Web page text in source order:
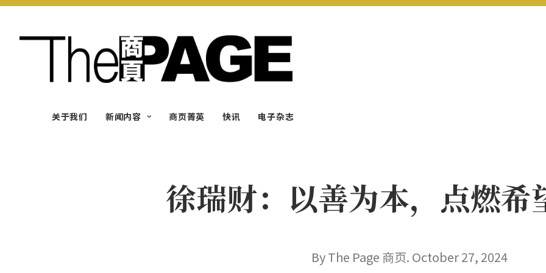
关于我们 新闻内容 商页菁英 快讯 电子杂志
徐瑞财：以善为本，点燃希
By The Page 商页. October 27, 2024